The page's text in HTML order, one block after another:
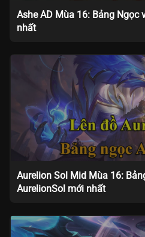
Ashe AD Mùa 16: Bảng Ngọc
nhất
Aurelion Sol Mid Mùa 16:
AurelionSol mới nhất